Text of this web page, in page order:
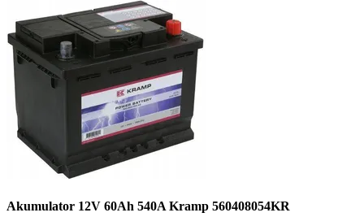
Akumulator 12V 60Ah 540A Kramp 560408054KR